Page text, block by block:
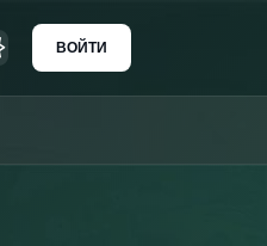
ВОЙТИ